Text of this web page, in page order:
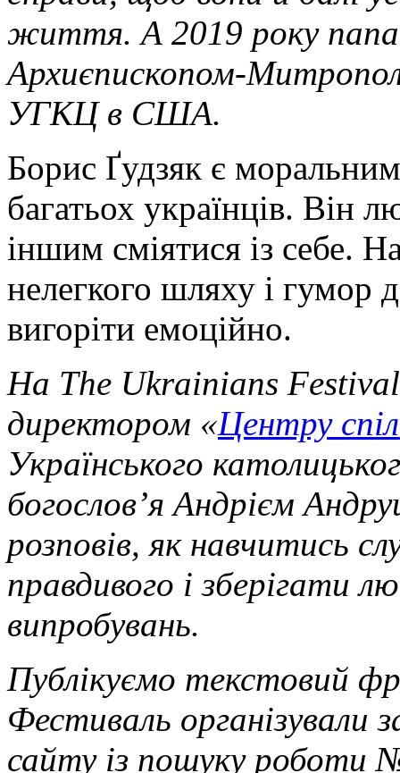
життя. А 2019 року папа
Архиєпископом-
УГКЦ в США.
Борис Ґудзяк є
багатьох українців. Він
іншим сміятися із себе.
нелегкого шляху і гумор
вигоріти емоційно.
На The Ukrainians
директором «Центру
Українського
богослов’я Андрієм
розповів, як навчитись
правдивого і зберігати
випробувань.
Публікуємо текстовий
Фестиваль організували
сайту із пошуку роботи